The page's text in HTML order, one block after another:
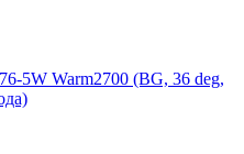
5W Warm2700 (BG, 36 deg,